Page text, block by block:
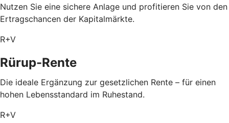
Nutzen Sie eine sichere Anlage und profitieren Sie von den
Ertragschancen der Kapitalmärkte.
R+V
Rürup-Rente
Die ideale Ergänzung zur gesetzlichen Rente – für einen
hohen Lebensstandard im Ruhestand.
R+V